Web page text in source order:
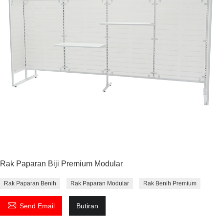
Rak Paparan Biji Premium Modular
Rak Paparan Benih Rak Paparan Modular Rak Benih Premium
 Send Email Butiran